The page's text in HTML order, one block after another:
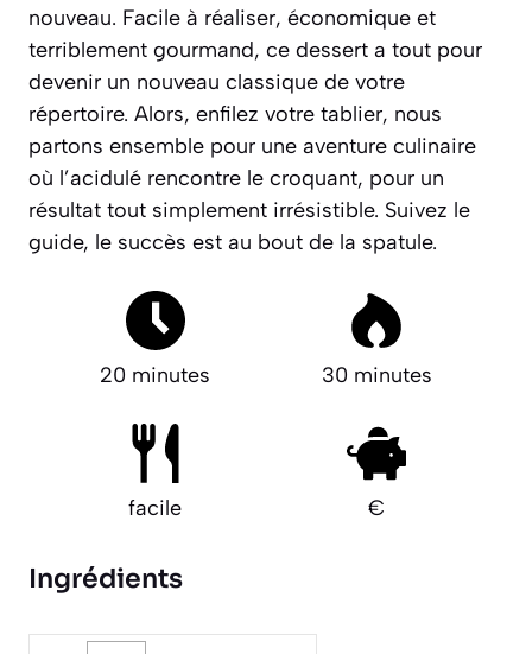
nouveau. Facile à réaliser, économique et
terriblement gourmand, ce dessert a tout pour
devenir un nouveau classique de votre
répertoire. Alors, enfilez votre tablier, nous
partons ensemble pour une aventure culinaire
où l’acidulé rencontre le croquant, pour un
résultat tout simplement irrésistible. Suivez le
guide, le succès est au bout de la spatule.
20 minutes 30 minutes
facile €
Ingrédients